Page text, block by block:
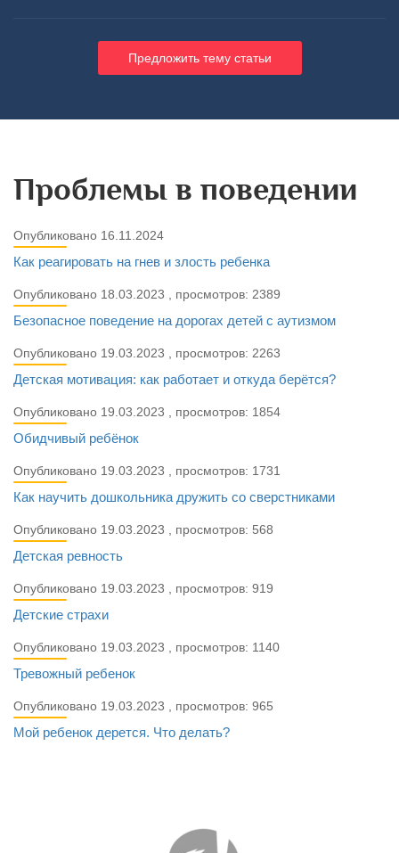
Предложить тему статьи
Проблемы в поведении
Опубликовано 16.11.2024
Как реагировать на гнев и злость ребенка
Опубликовано 18.03.2023 , просмотров: 2389
Безопасное поведение на дорогах детей с аутизмом
Опубликовано 19.03.2023 , просмотров: 2263
Детская мотивация: как работает и откуда берётся?
Опубликовано 19.03.2023 , просмотров: 1854
Обидчивый ребёнок
Опубликовано 19.03.2023 , просмотров: 1731
Как научить дошкольника дружить со сверстниками
Опубликовано 19.03.2023 , просмотров: 568
Детская ревность
Опубликовано 19.03.2023 , просмотров: 919
Детские страхи
Опубликовано 19.03.2023 , просмотров: 1140
Тревожный ребенок
Опубликовано 19.03.2023 , просмотров: 965
Мой ребенок дерется. Что делать?